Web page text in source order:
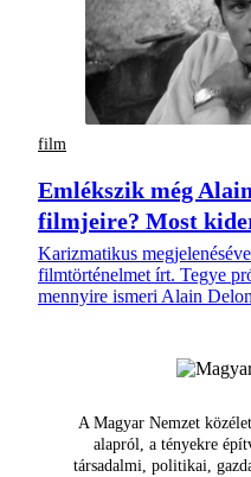
film
Emlékszik még
filmjeire? Most
Karizmatikus
filmtörténelmet írt. Tegye
mennyire ismeri Alain
A Magyar Nemzet
alapról, a tényekre
társadalmi, politikai,